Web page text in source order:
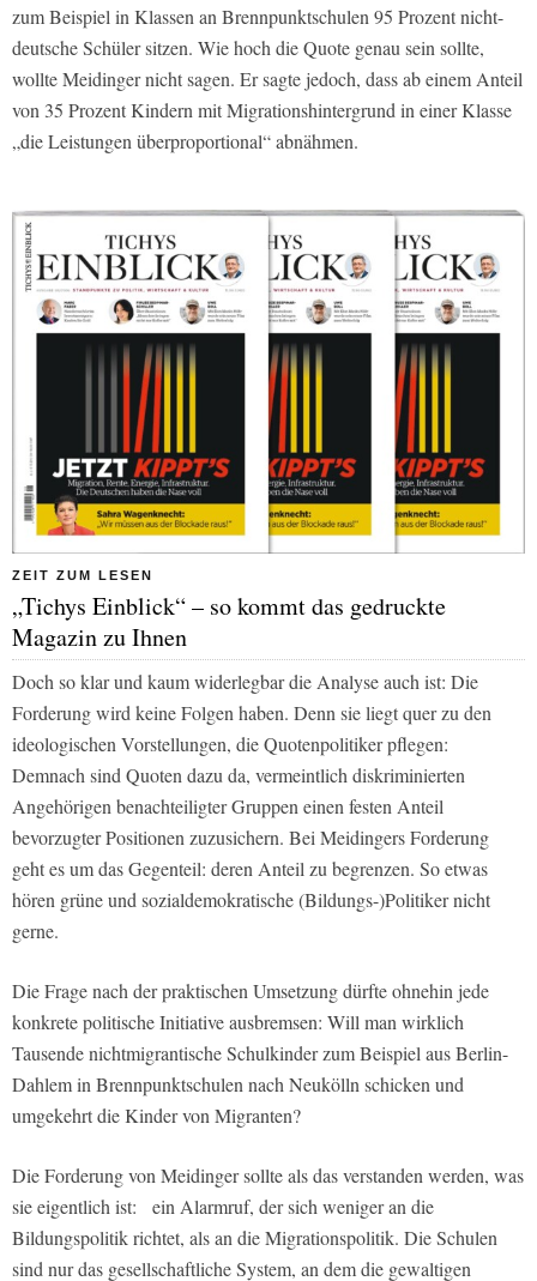
zum Beispiel in Klassen an Brennpunktschulen 95 Prozent nicht-
deutsche Schüler sitzen. Wie hoch die Quote genau sein sollte,
wollte Meidinger nicht sagen. Er sagte jedoch, dass ab einem Anteil
von 35 Prozent Kindern mit Migrationshintergrund in einer Klasse
„die Leistungen überproportional“ abnähmen.
ZEIT ZUM LESEN
„Tichys Einblick“ – so kommt das gedruckte
Magazin zu Ihnen
Doch so klar und kaum widerlegbar die Analyse auch ist: Die
Forderung wird keine Folgen haben. Denn sie liegt quer zu den
ideologischen Vorstellungen, die Quotenpolitiker pflegen:
Demnach sind Quoten dazu da, vermeintlich diskriminierten
Angehörigen benachteiligter Gruppen einen festen Anteil
bevorzugter Positionen zuzusichern. Bei Meidingers Forderung
geht es um das Gegenteil: deren Anteil zu begrenzen. So etwas
hören grüne und sozialdemokratische (Bildungs-)Politiker nicht
gerne.
Die Frage nach der praktischen Umsetzung dürfte ohnehin jede
konkrete politische Initiative ausbremsen: Will man wirklich
Tausende nichtmigrantische Schulkinder zum Beispiel aus Berlin-
Dahlem in Brennpunktschulen nach Neukölln schicken und
umgekehrt die Kinder von Migranten?
Die Forderung von Meidinger sollte als das verstanden werden, was
sie eigentlich ist: ein Alarmruf, der sich weniger an die
Bildungspolitik richtet, als an die Migrationspolitik. Die Schulen
sind nur das gesellschaftliche System, an dem die gewaltigen